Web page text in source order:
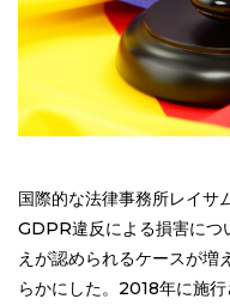
国際的な法律事務所レイサ
GDPR違反による損害につ
えが認められるケースが増
らかにした。2018年に施行